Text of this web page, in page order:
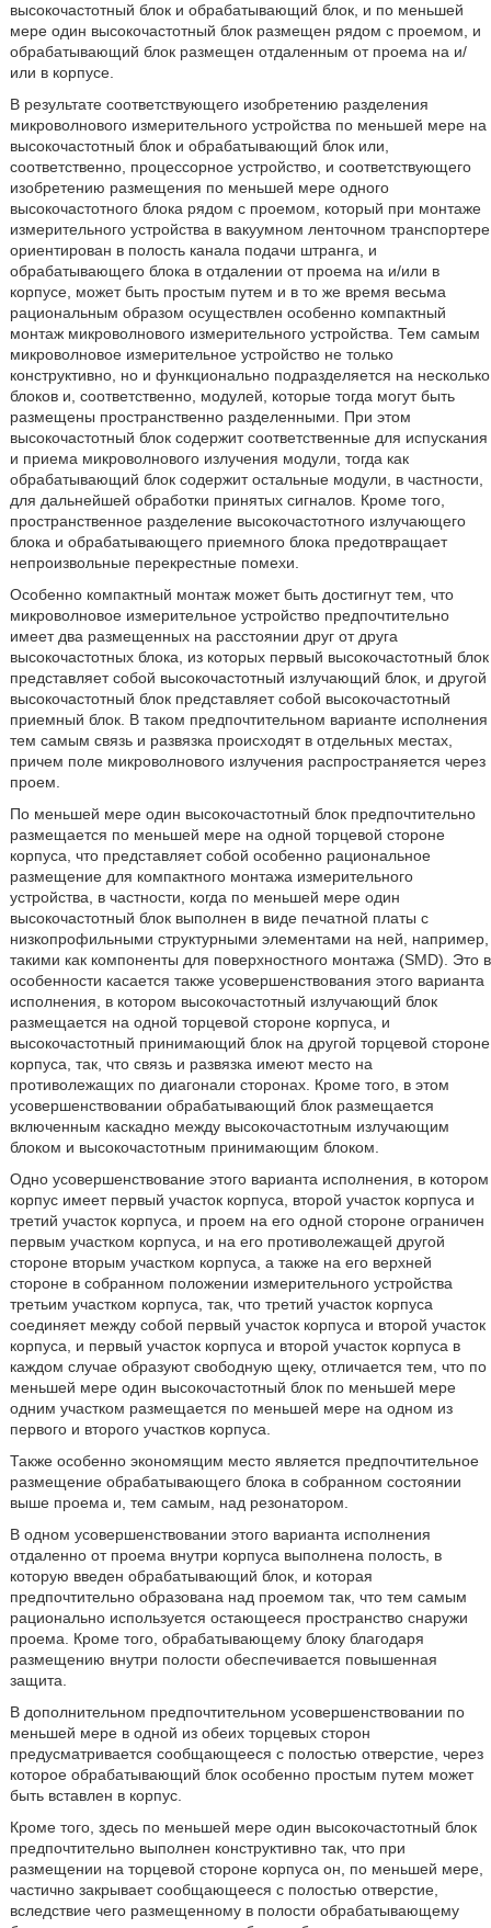
высокочастотный блок и обрабатывающий блок, и по меньшей
мере один высокочастотный блок размещен рядом с проемом, и
обрабатывающий блок размещен отдаленным от проема на и/
или в корпусе.
В результате соответствующего изобретению разделения
микроволнового измерительного устройства по меньшей мере на
высокочастотный блок и обрабатывающий блок или,
соответственно, процессорное устройство, и соответствующего
изобретению размещения по меньшей мере одного
высокочастотного блока рядом с проемом, который при монтаже
измерительного устройства в вакуумном ленточном транспортере
ориентирован в полость канала подачи штранга, и
обрабатывающего блока в отдалении от проема на и/или в
корпусе, может быть простым путем и в то же время весьма
рациональным образом осуществлен особенно компактный
монтаж микроволнового измерительного устройства. Тем самым
микроволновое измерительное устройство не только
конструктивно, но и функционально подразделяется на несколько
блоков и, соответственно, модулей, которые тогда могут быть
размещены пространственно разделенными. При этом
высокочастотный блок содержит соответственные для испускания
и приема микроволнового излучения модули, тогда как
обрабатывающий блок содержит остальные модули, в частности,
для дальнейшей обработки принятых сигналов. Кроме того,
пространственное разделение высокочастотного излучающего
блока и обрабатывающего приемного блока предотвращает
непроизвольные перекрестные помехи.
Особенно компактный монтаж может быть достигнут тем, что
микроволновое измерительное устройство предпочтительно
имеет два размещенных на расстоянии друг от друга
высокочастотных блока, из которых первый высокочастотный блок
представляет собой высокочастотный излучающий блок, и другой
высокочастотный блок представляет собой высокочастотный
приемный блок. В таком предпочтительном варианте исполнения
тем самым связь и развязка происходят в отдельных местах,
причем поле микроволнового излучения распространяется через
проем.
По меньшей мере один высокочастотный блок предпочтительно
размещается по меньшей мере на одной торцевой стороне
корпуса, что представляет собой особенно рациональное
размещение для компактного монтажа измерительного
устройства, в частности, когда по меньшей мере один
высокочастотный блок выполнен в виде печатной платы с
низкопрофильными структурными элементами на ней, например,
такими как компоненты для поверхностного монтажа (SMD). Это в
особенности касается также усовершенствования этого варианта
исполнения, в котором высокочастотный излучающий блок
размещается на одной торцевой стороне корпуса, и
высокочастотный принимающий блок на другой торцевой стороне
корпуса, так, что связь и развязка имеют место на
противолежащих по диагонали сторонах. Кроме того, в этом
усовершенствовании обрабатывающий блок размещается
включенным каскадно между высокочастотным излучающим
блоком и высокочастотным принимающим блоком.
Одно усовершенствование этого варианта исполнения, в котором
корпус имеет первый участок корпуса, второй участок корпуса и
третий участок корпуса, и проем на его одной стороне ограничен
первым участком корпуса, и на его противолежащей другой
стороне вторым участком корпуса, а также на его верхней
стороне в собранном положении измерительного устройства
третьим участком корпуса, так, что третий участок корпуса
соединяет между собой первый участок корпуса и второй участок
корпуса, и первый участок корпуса и второй участок корпуса в
каждом случае образуют свободную щеку, отличается тем, что по
меньшей мере один высокочастотный блок по меньшей мере
одним участком размещается по меньшей мере на одном из
первого и второго участков корпуса.
Также особенно экономящим место является предпочтительное
размещение обрабатывающего блока в собранном состоянии
выше проема и, тем самым, над резонатором.
В одном усовершенствовании этого варианта исполнения
отдаленно от проема внутри корпуса выполнена полость, в
которую введен обрабатывающий блок, и которая
предпочтительно образована над проемом так, что тем самым
рационально используется остающееся пространство снаружи
проема. Кроме того, обрабатывающему блоку благодаря
размещению внутри полости обеспечивается повышенная
защита.
В дополнительном предпочтительном усовершенствовании по
меньшей мере в одной из обеих торцевых сторон
предусматривается сообщающееся с полостью отверстие, через
которое обрабатывающий блок особенно простым путем может
быть вставлен в корпус.
Кроме того, здесь по меньшей мере один высокочастотный блок
предпочтительно выполнен конструктивно так, что при
размещении на торцевой стороне корпуса он, по меньшей мере,
частично закрывает сообщающееся с полостью отверстие,
вследствие чего размещенному в полости обрабатывающему